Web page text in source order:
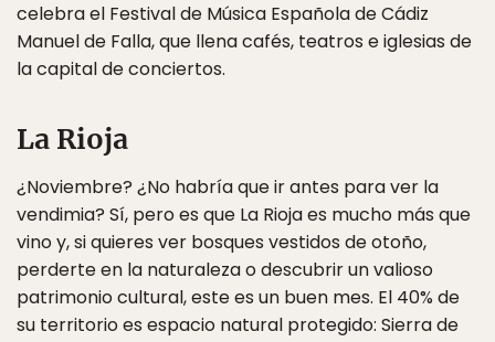
celebra el Festival de Música Española de Cádiz
Manuel de Falla, que llena cafés, teatros e iglesias de
la capital de conciertos.
La Rioja
¿Noviembre? ¿No habría que ir antes para ver la
vendimia? Sí, pero es que La Rioja es mucho más que
vino y, si quieres ver bosques vestidos de otoño,
perderte en la naturaleza o descubrir un valioso
patrimonio cultural, este es un buen mes. El 40% de
su territorio es espacio natural protegido: Sierra de